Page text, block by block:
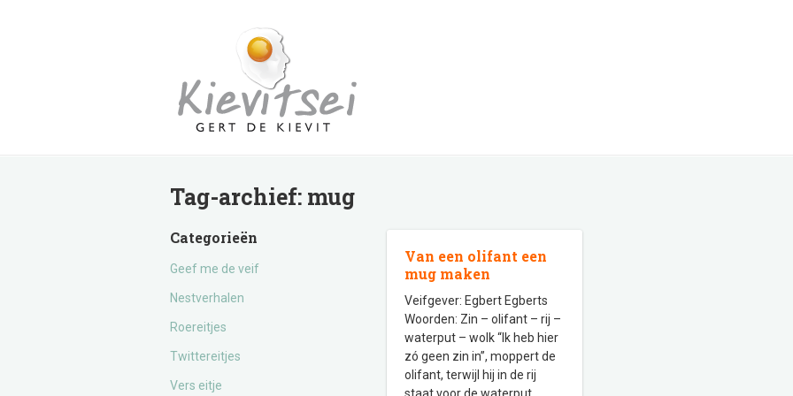
Tag-archief: mug
Categorieën
Geef me de veif
Nestverhalen
Roereitjes
Twittereitjes
Vers eitje
Van een olifant een
mug maken
Veifgever: Egbert Egberts
Woorden: Zin – olifant – rij –
waterput – wolk “Ik heb hier
zó geen zin in”, moppert de
olifant, terwijl hij in de rij